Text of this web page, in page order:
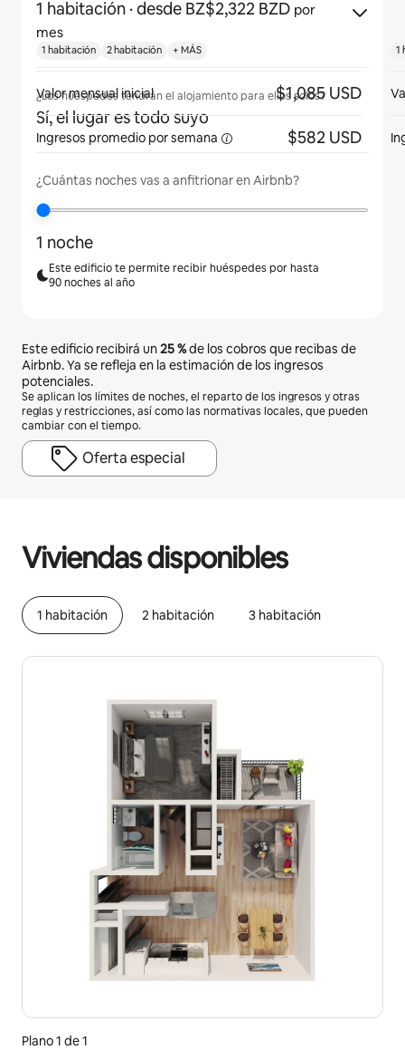
1 habitación · desde BZ$2,322 BZD por
mes
¿Los huéspedes tendrán el alojamiento para ellos solos?
Sí, el lugar es todo suyo
¿Cuántas noches vas a anfitrionar en Airbnb?
1 noche
Este edificio te permite recibir huéspedes por hasta
90 noches al año
Este edificio recibirá un25 %de los cobros que recibas de
Airbnb. Ya se refleja en la estimación de los ingresos
potenciales.
Se aplican los límites de noches, el reparto de los ingresos y otras
reglas y restricciones, así como las normativas locales, que pueden
cambiar con el tiempo.
Oferta especial
Viviendas disponibles
1 habitación 2 habitación 3 habitación
Plano 1 de 1
1 habitación 2 habitación + MÁS
Valor mensual inicial $1,085 USD
Ingresos promedio por semana $582 USD
1